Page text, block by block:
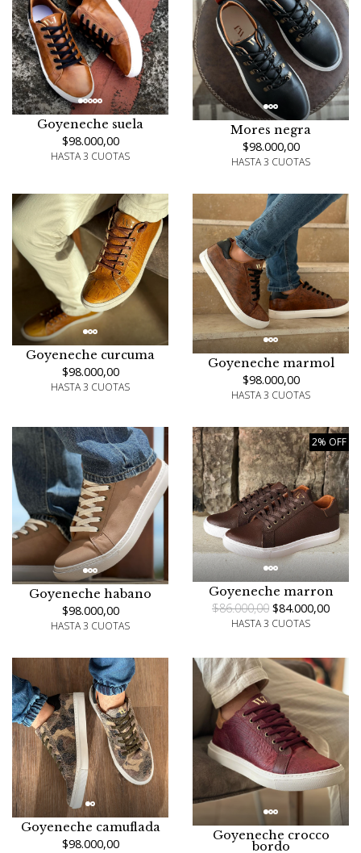
Goyeneche suela
$98.000,00
HASTA 3 CUOTAS
Mores negra
$98.000,00
HASTA 3 CUOTAS
Goyeneche curcuma
$98.000,00
HASTA 3 CUOTAS
Goyeneche marmol
$98.000,00
HASTA 3 CUOTAS
Goyeneche habano
$98.000,00
HASTA 3 CUOTAS
2% OFF
Goyeneche marron
$86.000,00 $84.000,00
HASTA 3 CUOTAS
Goyeneche camuflada
$98.000,00
Goyeneche crocco
bordo